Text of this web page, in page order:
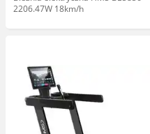
2206.47W 18km/h